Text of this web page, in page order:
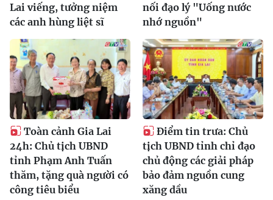
Lai viếng, tưởng niệm
các anh hùng liệt sĩ
nối đạo lý "Uống nước
nhớ nguồn"
Toàn cảnh Gia Lai
24h: Chủ tịch UBND
tỉnh Phạm Anh Tuấn
thăm, tặng quà người có
công tiêu biểu
Điểm tin trưa: Chủ
tịch UBND tỉnh chỉ đạo
chủ động các giải pháp
bảo đảm nguồn cung
xăng dầu